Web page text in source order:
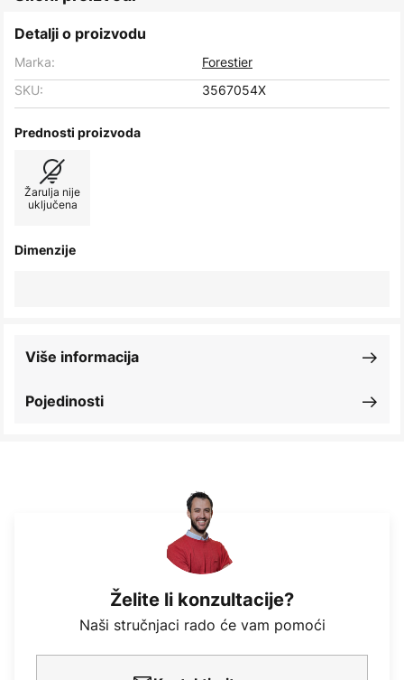
Detalji o proizvodu
Marka:
Forestier
SKU:
3567054X
Prednosti proizvoda
Žarulja nije
uključena
Dimenzije
Pojedinosti
Više informacija
Želite li konzultacije?
Naši stručnjaci rado će vam pomoći